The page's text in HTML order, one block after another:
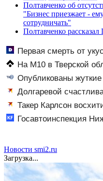
Полтавченко об
"Бизнес приезжает -
сотрудничать"
Полтавченко
Первая смерть от
На М10 в Тверской
большегруза – Новости
области сегодня -
Новости Твери. Тверь
Опубликованы
Конаковском округе
Долгаревой
пронзительно зачитал
душе сто и один шов —
Такер Карлсон
Госавтоинспекция
видео жесткого ДТП с
Новости smi2.ru
Загрузка...